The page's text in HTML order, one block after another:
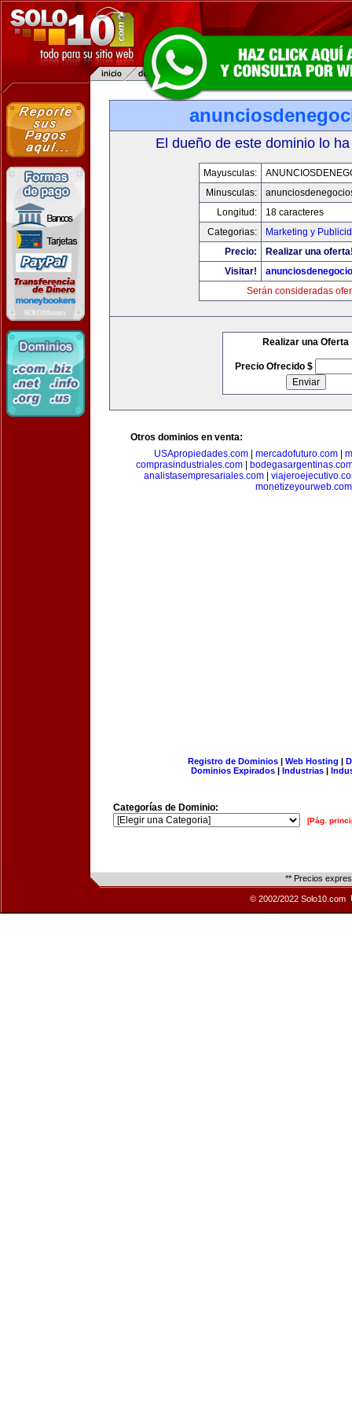
El dueño de este dominio lo
Mayusculas:
Minusculas:
Longitud:
18 caracteres
Categorias:
Marketing y
Precio:
Realizar una
Visitar!
Serán consideradas
Realizar una Oferta
Precio Ofrecido $
Otros dominios en venta:
USApropiedades.com| mercadofuturo.com|
comprasindustriales.com
analistasempresariales.com
monetizeyourweb.com
Registro de Dominios| Web Hosting |
Dominios Expirados | Industrias |
Categorías de Dominio:
[Pág.
** Precios
© 2002/2022 Solo10.com